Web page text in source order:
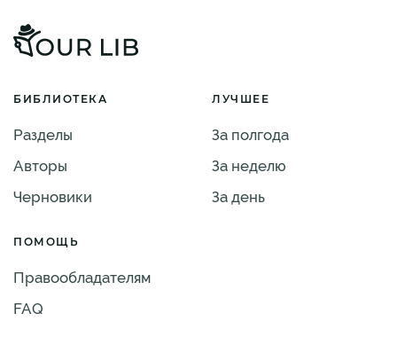
БИБЛИОТЕКА
Разделы
Авторы
Черновики
ЛУЧШЕЕ
За полгода
За неделю
За день
ПОМОЩЬ
Правообладателям
FAQ